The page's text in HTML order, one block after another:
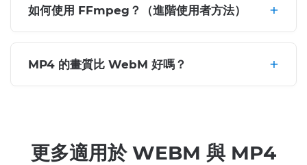
如何使用 FFmpeg？（進階使用者方法）
MP4 的畫質比 WebM 好嗎？
更多適用於 WEBM 與 MP4